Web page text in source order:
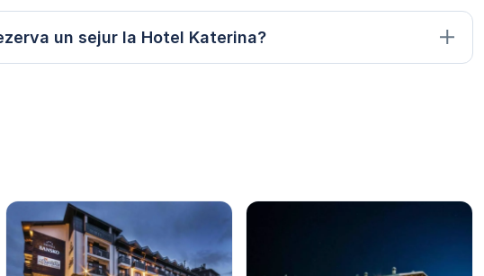
un sejur la Hotel Katerina?